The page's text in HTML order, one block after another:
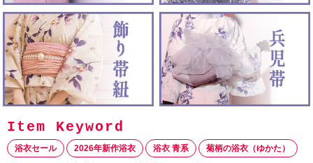
浴衣セール 2026年新作浴衣 浴衣 青系 菊柄の浴衣（ゆかた）